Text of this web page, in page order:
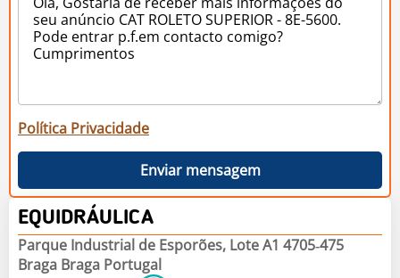
Política Privacidade
Enviar mensagem
EQUIDRÁULICA
Parque Industrial de Esporões, Lote A1 4705‐475
Braga Braga Portugal